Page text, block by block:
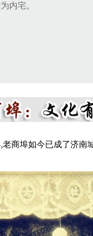
内宅。
老商埠如今已成了济